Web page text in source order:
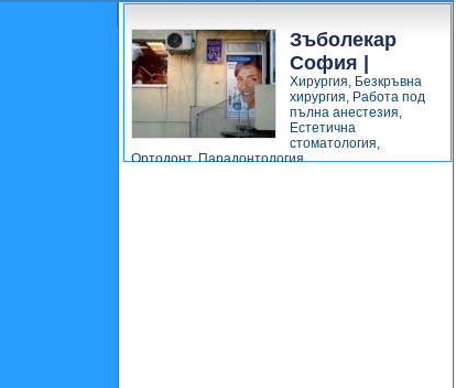
Зъболекар
София |
Стоматологичен
кабинет д-р...
Хирургия, Безкръвна
хирургия, Работа под
пълна анестезия,
Естетична
стоматология,
Ортодонт, Парадонтология,...